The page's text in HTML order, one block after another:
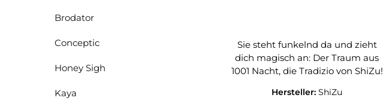
Brodator
Conceptic
Honey Sigh
Kaya
Sie steht funkelnd da und zieht
dich magisch an: Der Traum aus
1001 Nacht, die Tradizio von ShiZu!
Hersteller:ShiZu